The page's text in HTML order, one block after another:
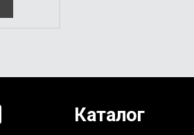
Каталог